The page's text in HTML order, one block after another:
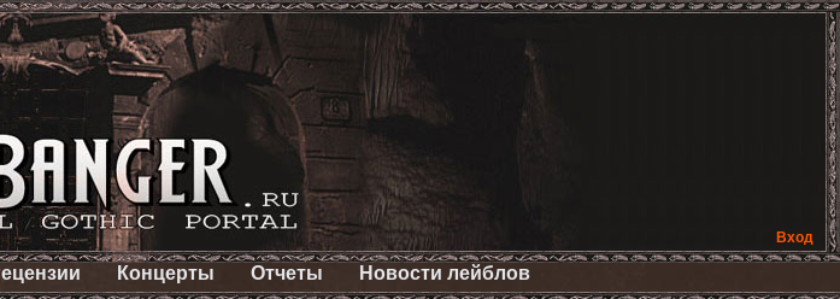
Вход
Концерты Отчеты Новости лейблов